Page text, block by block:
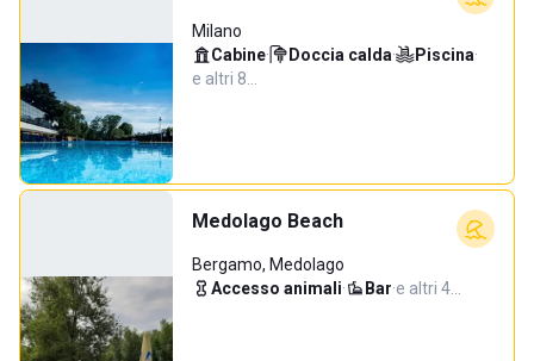
Milano
Cabine· Doccia calda· Piscina·
e altri 8…
Medolago Beach
Bergamo, Medolago
Accesso animali· Bar·e altri 4…